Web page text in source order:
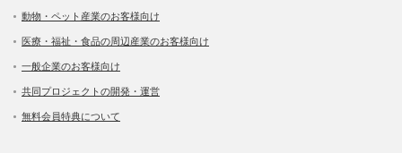
動物・ペット産業のお客様向け
医療・福祉・食品の周辺産業のお客様向け
一般企業のお客様向け
共同プロジェクトの開発・運営
無料会員特典について